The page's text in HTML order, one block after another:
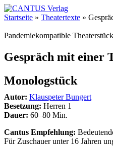
Startseite » Theatertexte »
Pandemiekompatible
Gespräch mit einer
Monologstück
Autor: Klauspeter Bungert
Besetzung: Herren 1
Dauer: 60–80 Min.
Cantus Empfehlung:
Für Zuschauer unter 16 Jahren